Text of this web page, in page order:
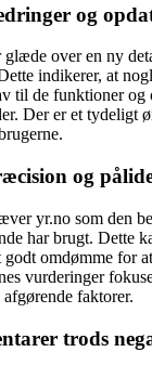
og
over en ny
indikerer, at
til de funktioner og
Der er et tydeligt
og
yr.no som den
har brugt. Dette
omdømme for
vurderinger
faktorer.
trods